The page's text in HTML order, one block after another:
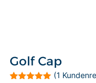
Golf Cap
(1